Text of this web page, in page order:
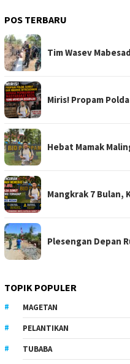
POS TERBARU
Tim Wasev
Miris! Propam
Hebat Mamak
Mangkrak 7 Bulan,
Plesengan Depan
TOPIK POPULER
MAGETAN
PELANTIKAN
TUBABA